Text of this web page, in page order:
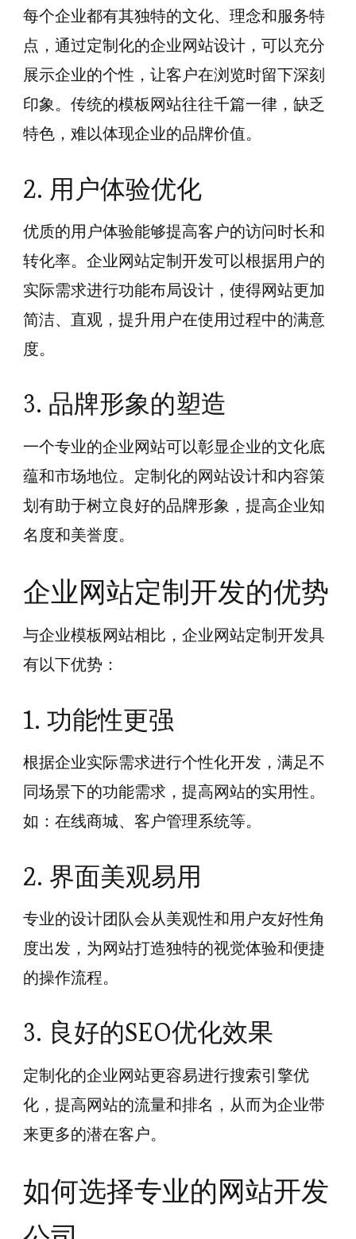
每个企业都有其独特的文化、理念和服务特
点，通过定制化的企业网站设计，可以充分
展示企业的个性，让客户在浏览时留下深刻
印象。传统的模板网站往往千篇一律，缺乏
特色，难以体现企业的品牌价值。
2. 用户体验优化
优质的用户体验能够提高客户的访问时长和
转化率。企业网站定制开发可以根据用户的
实际需求进行功能布局设计，使得网站更加
简洁、直观，提升用户在使用过程中的满意
度。
3. 品牌形象的塑造
一个专业的企业网站可以彰显企业的文化底
蕴和市场地位。定制化的网站设计和内容策
划有助于树立良好的品牌形象，提高企业知
名度和美誉度。
企业网站定制开发的优势
与企业模板网站相比，企业网站定制开发具
有以下优势：
1. 功能性更强
根据企业实际需求进行个性化开发，满足不
同场景下的功能需求，提高网站的实用性。
如：在线商城、客户管理系统等。
2. 界面美观易用
专业的设计团队会从美观性和用户友好性角
度出发，为网站打造独特的视觉体验和便捷
的操作流程。
3. 良好的SEO优化效果
定制化的企业网站更容易进行搜索引擎优
化，提高网站的流量和排名，从而为企业带
来更多的潜在客户。
如何选择专业的网站开发